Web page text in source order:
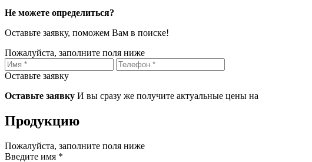
Не можете определиться?
Оставьте заявку, поможем Вам в поиске!
Пожалуйста, заполните поля ниже
Оставьте заявку
Оставьте заявку И вы сразу же получите актуальные цены на
Продукцию
Пожалуйста, заполните поля ниже
Введите имя *